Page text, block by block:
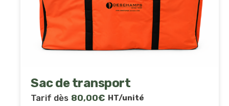
Sac de transport
Tarif dès 80,00€ HT/unité